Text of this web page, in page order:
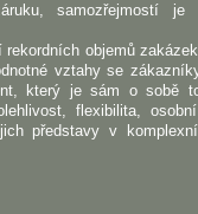
samozřejmostí
objemů
vztahy se
který je sám o sobě
flexibilita,
představy v